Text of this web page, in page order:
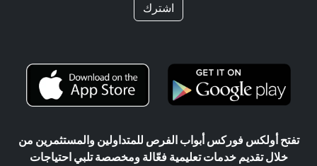
اشترك
تفتح أولكس فوركس أبواب الفرص للمتداولين والمستثمرين من
خلال تقديم خدمات تعليمية فعّالة ومخصصة تلبي احتياجات